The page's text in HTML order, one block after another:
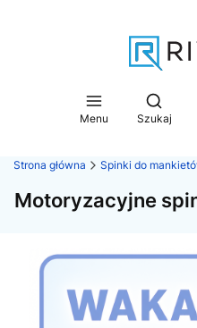
Menu
Otwórz
Szukaj
Strona główna Spinki do
Motoryzacyjne